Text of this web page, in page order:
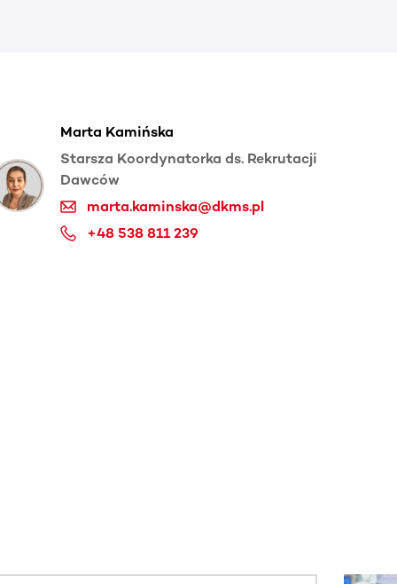
Marta Kamińska
Starsza Koordynatorka ds. Rekrutacji
Dawców
marta.kaminska@dkms.pl
+48 538 811 239